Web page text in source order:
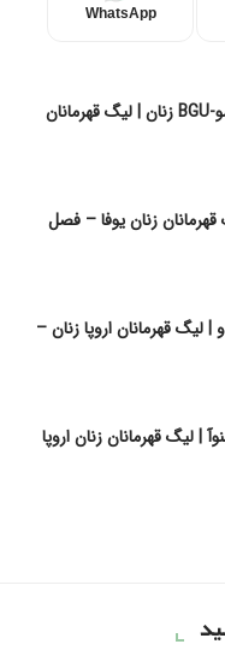
WhatsApp
پیش‌بینی و تحلیل بریدا بلیک زنان – دینامو-BGU زنان | لیگ قهرمانان
زنان یوفا – فصل
قهرمانان اروپا زنان –